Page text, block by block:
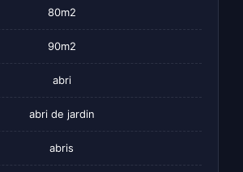
80m2
90m2
abri
abri de jardin
abris